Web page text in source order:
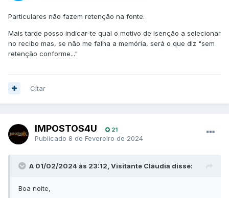
Particulares não fazem retenção na fonte.
Mais tarde posso indicar-te qual o motivo de isenção a selecionar
no recibo mas, se não me falha a memória, será o que diz "sem
retenção conforme..."
Citar
IMPOSTOS4U 21
Publicado 8 de Fevereiro de 2024
A 01/02/2024 às 23:12, Visitante Cláudia disse:
Boa noite,